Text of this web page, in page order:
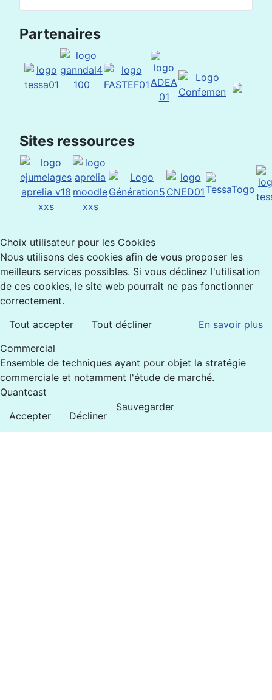
Partenaires
Sites ressources
Choix utilisateur pour les Cookies
Nous utilisons des cookies afin de vous proposer les
meilleurs services possibles. Si vous déclinez l'utilisation
de ces cookies, le site web pourrait ne pas fonctionner
correctement.
Tout accepter
Tout décliner
En savoir plus
Commercial
Ensemble de techniques ayant pour objet la stratégie
commerciale et notamment l'étude de marché.
Quantcast
Accepter
Décliner
Sauvegarder